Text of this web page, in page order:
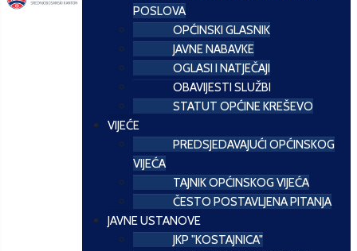
POSLOVA
OPĆINSKI GLASNIK
JAVNE NABAVKE
OGLASI I NATJEČAJI
OBAVIJESTI SLUŽBI
STATUT OPĆINE KREŠEVO
VIJEĆE
PREDSJEDAVAJUĆI OPĆINSKOG
VIJEĆA
TAJNIK OPĆINSKOG VIJEĆA
ČESTO POSTAVLJENA PITANJA
JAVNE USTANOVE
JKP "KOSTAJNICA"